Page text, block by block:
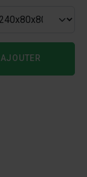
AJOUTER